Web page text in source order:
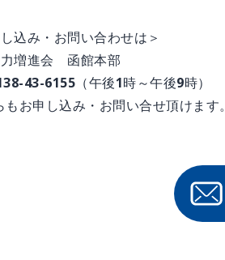
込み・お問い合わせは＞
増進会 函館本部
43-6155（午後1時～午後9時）
もお申し込み・お問い合せ頂けます。